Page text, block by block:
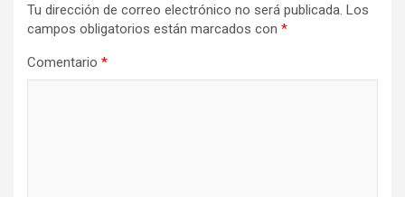
Tu dirección de correo electrónico no será publicada. Los
campos obligatorios están marcados con *
Comentario *